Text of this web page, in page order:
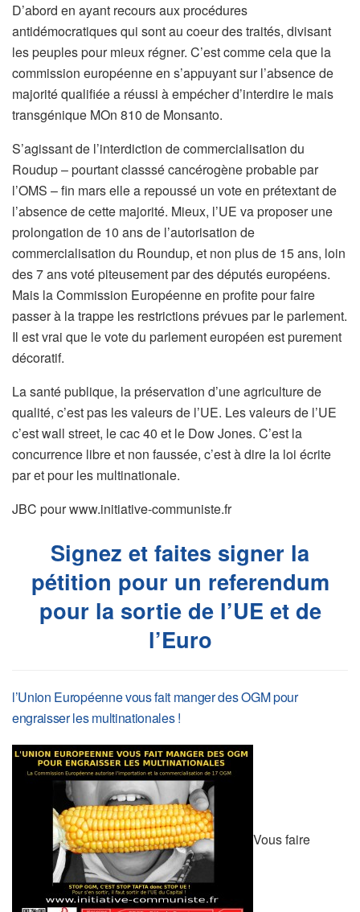
D’abord en ayant recours aux procédures
antidémocratiques qui sont au coeur des traités, divisant
les peuples pour mieux régner. C’est comme cela que la
commission européenne en s’appuyant sur l’absence de
majorité qualifiée a réussi à empécher d’interdire le mais
transgénique MOn 810 de Monsanto.
S’agissant de l’interdiction de commercialisation du
Roudup – pourtant classsé cancérogène probable par
l’OMS – fin mars elle a repoussé un vote en prétextant de
l’absence de cette majorité. Mieux, l’UE va proposer une
prolongation de 10 ans de l’autorisation de
commercialisation du Roundup, et non plus de 15 ans, loin
des 7 ans voté piteusement par des députés européens.
Mais la Commission Européenne en profite pour faire
passer à la trappe les restrictions prévues par le parlement.
Il est vrai que le vote du parlement européen est purement
décoratif.
La santé publique, la préservation d’une agriculture de
qualité, c’est pas les valeurs de l’UE. Les valeurs de l’UE
c’est wall street, le cac 40 et le Dow Jones. C’est la
concurrence libre et non faussée, c’est à dire la loi écrite
par et pour les multinationale.
JBC pour www.initiative-communiste.fr
Signez et faites signer la
pétition pour un referendum
pour la sortie de l’UE et de
l’Euro
l’Union Européenne vous fait manger des OGM pour
engraisser les multinationales !
Vous faire